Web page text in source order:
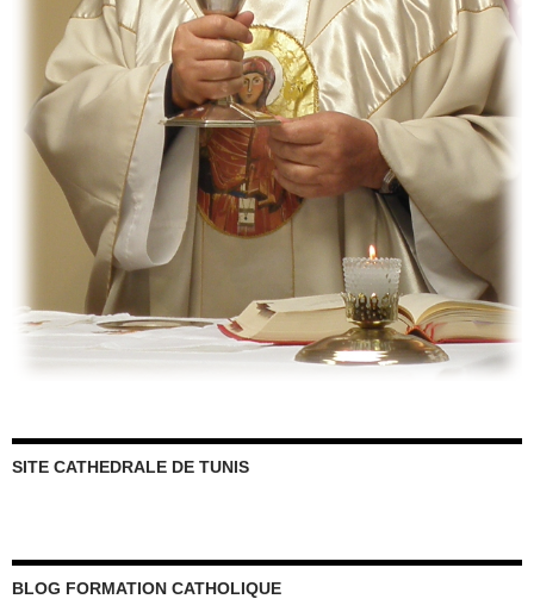
SITE CATHEDRALE DE TUNIS
BLOG FORMATION CATHOLIQUE